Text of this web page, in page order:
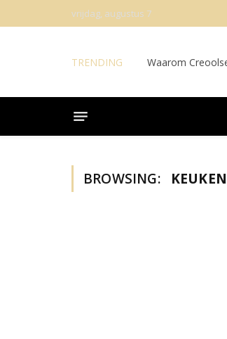
vrijdag, augustus 7
TRENDING Waarom
BROWSING: KEUKEN